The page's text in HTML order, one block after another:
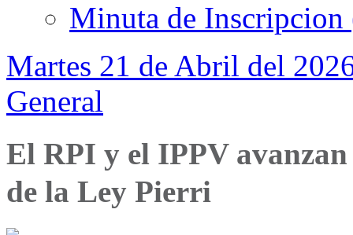
Minuta de Inscripcion
Martes 21 de Abril del
General
El RPI y el IPPV
de la Ley Pierri